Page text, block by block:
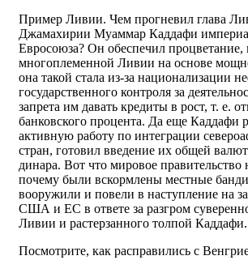
Пример Ливии. Чем прогневил глава
Джамахирии Муаммар Каддафи
Евросоюза? Он обеспечил процветание,
многоплеменной Ливии на основе
она такой стала из-за национализации
государственного контроля за
запрета им давать кредиты в рост, т. е.
банковского процента. Да еще Каддафи
активную работу по интеграции
стран, готовил введение их общей
динара. Вот что мировое
почему были вскормлены местные
вооружили и повели в наступление на
США и ЕС в ответе за разгром
Ливии и растерзанного толпой Каддафи.
Посмотрите, как расправились с